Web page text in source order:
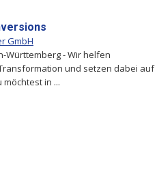
GmbH
Württemberg - Wir helfen
und setzen dabei auf
in ...